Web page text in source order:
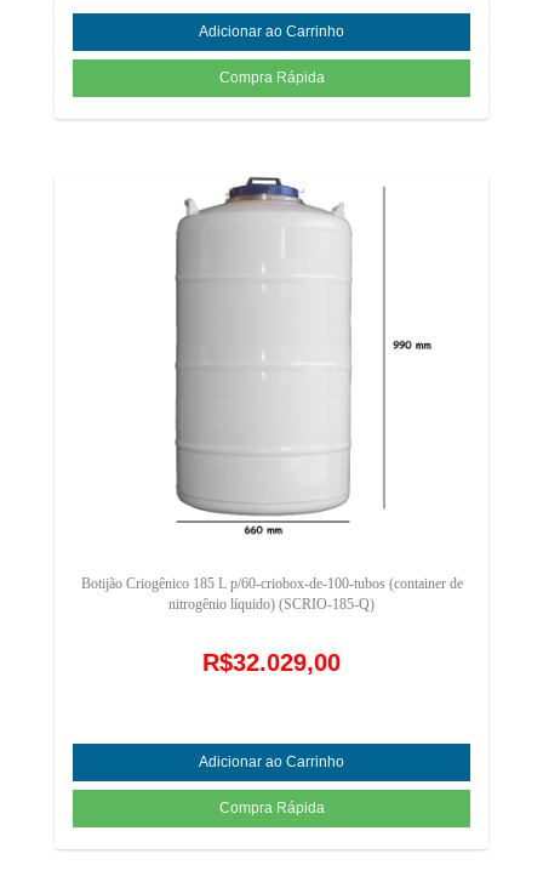
Botijão Criogênico 185 L p/60-criobox-de-100-tubos (container de
nitrogênio líquido) (SCRIO-185-Q)
R$32.029,00